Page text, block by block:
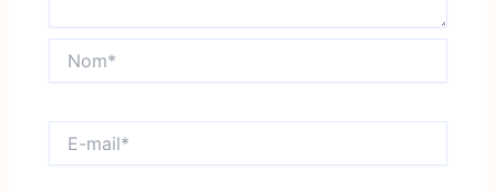
mail*